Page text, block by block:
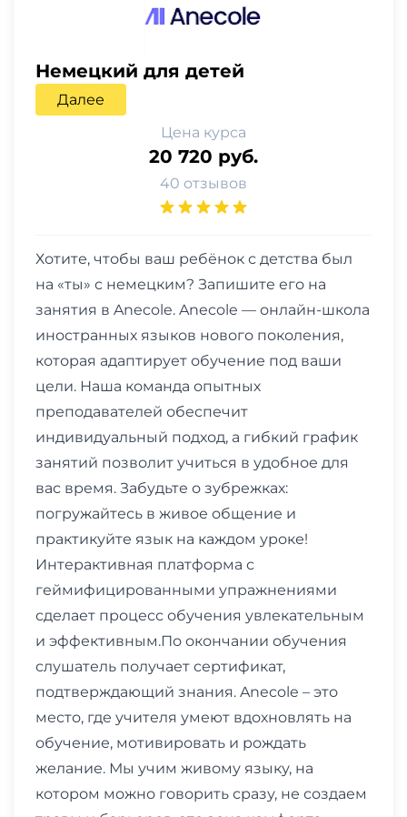
Немецкий для детей
Далее
Цена курса
20 720 руб.
40 отзывов
Хотите, чтобы ваш ребёнок с детства был
на «ты» с немецким? Запишите его на
занятия в Anecole. Anecole — онлайн-школа
иностранных языков нового поколения,
которая адаптирует обучение под ваши
цели. Наша команда опытных
преподавателей обеспечит
индивидуальный подход, а гибкий график
занятий позволит учиться в удобное для
вас время. Забудьте о зубрежках:
погружайтесь в живое общение и
практикуйте язык на каждом уроке!
Интерактивная платформа с
геймифицированными упражнениями
сделает процесс обучения увлекательным
и эффективным.По окончании обучения
слушатель получает сертификат,
подтверждающий знания. Anecole – это
место, где учителя умеют вдохновлять на
обучение, мотивировать и рождать
желание. Мы учим живому языку, на
котором можно говорить сразу, не создаем